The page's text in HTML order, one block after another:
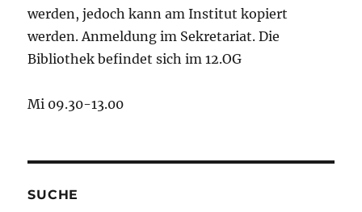
werden, jedoch kann am Institut kopiert
werden. Anmeldung im Sekretariat. Die
Bibliothek befindet sich im 12.OG
Mi 09.30-13.00
SUCHE